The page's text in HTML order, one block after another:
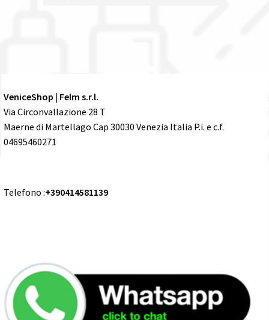
VeniceShop | Felm s.r.l.
Via Circonvallazione 28 T
Maerne di Martellago Cap 30030 Venezia Italia P.i. e c.f.
04695460271
Telefono :+390414581139